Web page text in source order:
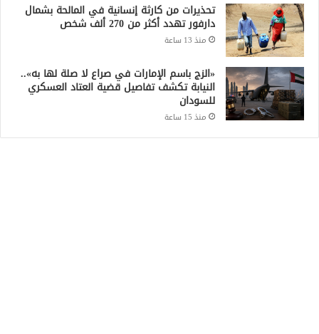
تحذيرات من كارثة إنسانية في المالحة بشمال
دارفور تهدد أكثر من 270 ألف شخص
منذ 13 ساعة
«الزج باسم الإمارات في صراع لا صلة لها به»..
النيابة تكشف تفاصيل قضية العتاد العسكري
للسودان
منذ 15 ساعة